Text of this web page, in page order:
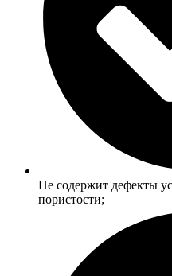
Не содержит дефекты
пористости;